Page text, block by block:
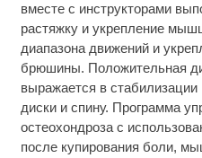
вместе с инструкторами
растяжку и укрепление
диапазона движений и
брюшины. Положительная
выражается в стабилизации
диски и спину. Программа
остеохондроза с
после купирования боли,